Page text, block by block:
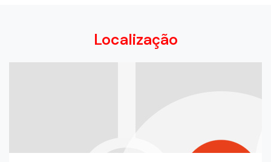
Localização